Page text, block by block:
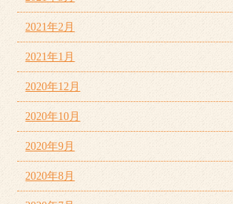
2021年2月
2021年1月
2020年12月
2020年10月
2020年9月
2020年8月